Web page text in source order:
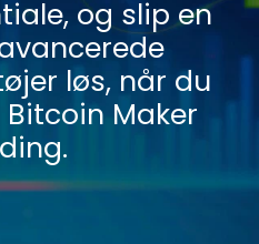
og slip en
løs, når du
Maker